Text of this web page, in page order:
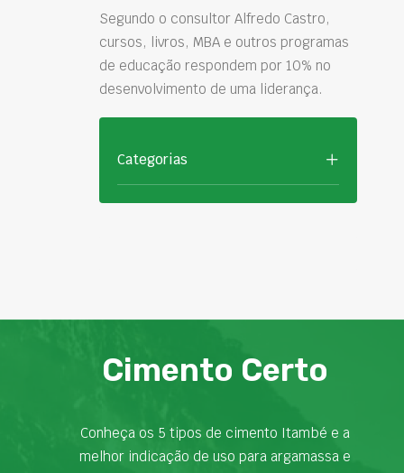
Segundo o consultor Alfredo Castro,
cursos, livros, MBA e outros programas
de educação respondem por 10% no
desenvolvimento de uma liderança.
Categorias
Cimento Certo
Conheça os 5 tipos de cimento Itambé e a
melhor indicação de uso para argamassa e